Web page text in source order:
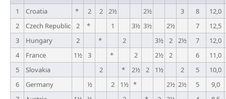
1
Croatia * 2 2 2½ 2½ 3 8
12,0
2
Czech Republic 2 * 1 3½ 3½ 2½ 7
12,5
3
Hungary 2 * 2 3½ 2 2½ 7
12,0
4
France 1½ 3 * 2 2½ 2 6
11,0
5
Slovakia 2 * 2½ 2 1½ 2 5
10,0
6
Germany ½ 2 1½ * 2½ 2½ 5
9,0